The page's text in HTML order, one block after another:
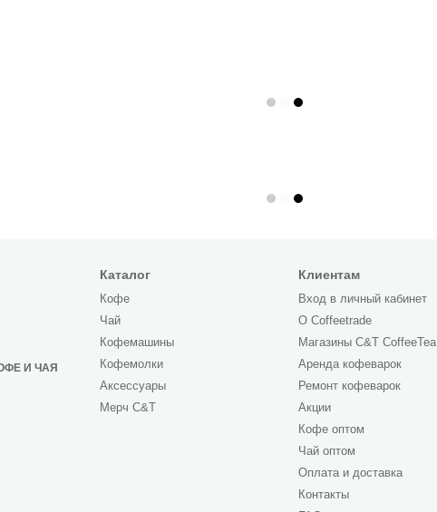
И ЧАЯ
Каталог
Кофе
Чай
Кофемашины
Кофемолки
Аксессуары
Мерч C&T
Клиентам
Вход в личный кабинет
О Сoffeetrade
Магазины C&T CoffeeTea
Аренда кофеварок
Ремонт кофеварок
Акции
Кофе оптом
Чай оптом
Оплата и доставка
Контакты